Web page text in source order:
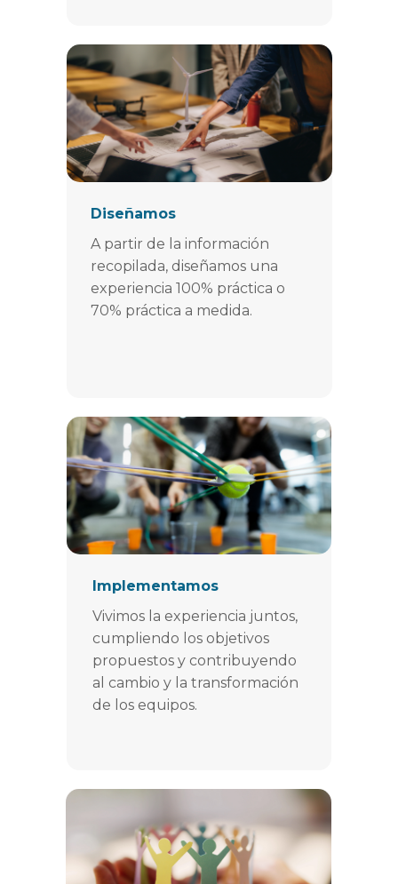
Diseñamos
A partir de la información
recopilada, diseñamos una
experiencia 100% práctica o
70% práctica a medida.
Implementamos
Vivimos la experiencia juntos,
cumpliendo los objetivos
propuestos y contribuyendo
al cambio y la transformación
de los equipos.